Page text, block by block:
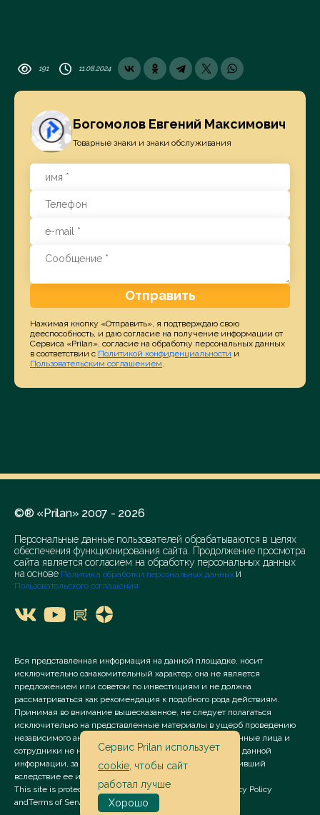
191 11.08.2024
Богомолов Евгений Максимович
Товарные знаки и знаки обслуживания
Отправить
Нажимая кнопку «Отправить», я подтверждаю свою
дееспособность, и даю согласие на получение информации от
Сервиса «Prilan», согласие на обработку персональных данных
в соответствии с Политикой конфиденциальности и
Пользовательским соглашением.
©® «Prilan» 2007 - 2026
Персональные данные пользователей обрабатываются в целях
обеспечения функционирования сайта. Продолжение просмотра
сайта является согласием на обработку персональных данных
на основе Политика обработки персональных данных и
Пользовательского соглашения
Вся представленная информация на данной площадке, носит
исключительно ознакомительный характер; она не является
предложением или советом по инвестициям и не должна
рассматриваться как рекомендация к подобного рода действиям.
Принимая во внимание вышесказанное, не следует полагаться
исключительно на представленные материалы в ущерб проведению
независимого анализа. Сервис «Prilan» его аффилированные лица и
сотрудники не несут ответственности за использование данной
информации, за прямой или косвенный ущерб, наступивший
вследствие ее использования.
This site is protected by reCAPTCHA and the Google
Privacy Policy
andTerms of Service apply.
Сервис Prilan использует
cookie , чтобы сайт
работал лучше
Хорошо